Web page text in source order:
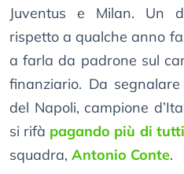
Juventus e Milan. Un
rispetto a qualche anno
a farla da padrone sul
finanziario. Da
del Napoli, campione
si rifà pagando più di
squadra, Antonio Conte.